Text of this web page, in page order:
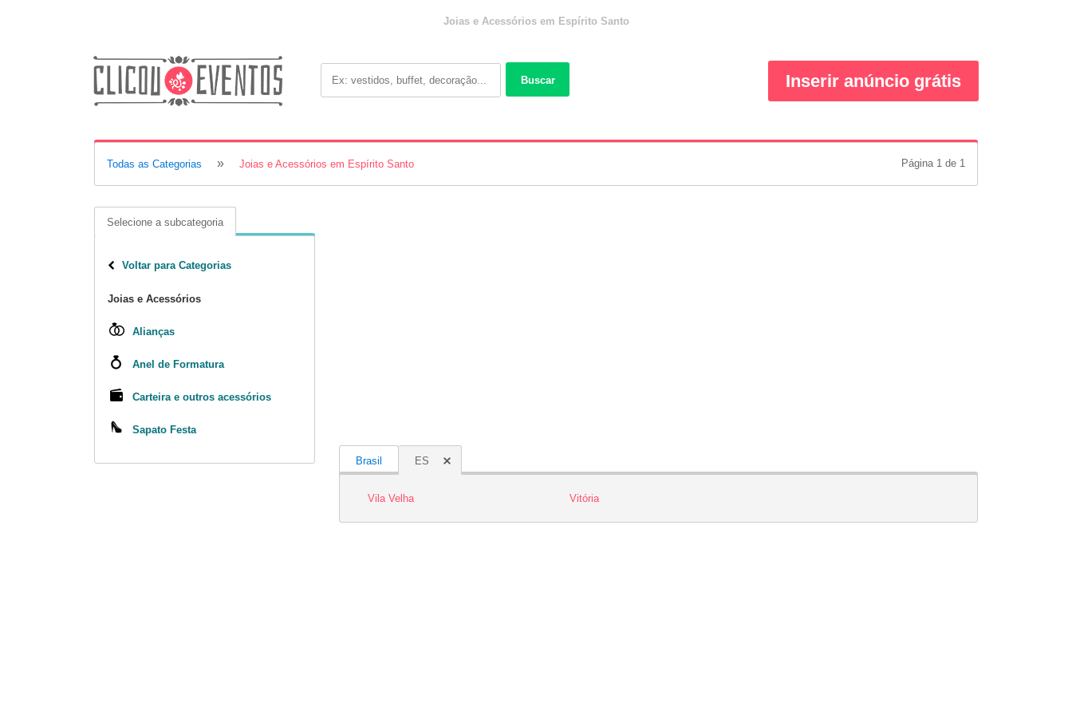
Joias e Acessórios em Espírito Santo
Buscar Inserir anúncio grátis
Todas as Categorias » Joias e Acessórios em Espírito Santo Página 1 de 1
Selecione a subcategoria
Voltar para Categorias
Joias e Acessórios
Alianças
Anel de Formatura
Carteira e outros acessórios
Sapato Festa
Brasil ES
Vila Velha Vitória